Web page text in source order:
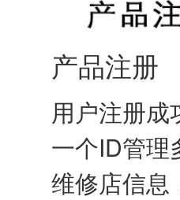
产品注册
用户注册
一个ID管理
维修店信息